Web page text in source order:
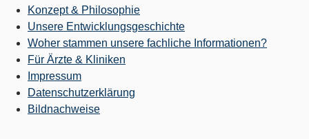
Konzept & Philosophie
Unsere Entwicklungsgeschichte
Woher stammen unsere fachliche Informationen?
Für Ärzte & Kliniken
Impressum
Datenschutzerklärung
Bildnachweise